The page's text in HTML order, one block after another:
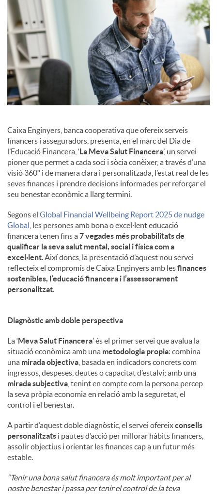
Caixa Enginyers, banca cooperativa que ofereix serveis
financers i asseguradors, presenta, en el marc del Dia de
l’Educació Financera, ‘La Meva Salut Financera’, un servei
pioner que permet a cada soci i sòcia conèixer, a través d’una
visió 360º i de manera clara i personalitzada, l’estat real de les
seves finances i prendre decisions informades per reforçar el
seu benestar econòmic a llarg termini.
Segons el Global Financial Wellbeing Report 2025 de nudge
Global , les persones amb bona o excel·lent educació
financera tenen fins a7 vegades més probabilitats de
qualificar la seva salut mental, social i física com a
excel·lent. Així doncs, la presentació d’aquest nou servei
reflecteix el compromís de Caixa Enginyers amb lesfinances
sostenibles, l’educació financera i l’assessorament
personalitzat.
Diagnòstic amb doble perspectiva
La ‘Meva Salut Financera’ és el primer servei que avalua la
situació econòmica amb una metodologia propia: combina
una mirada objectiva , basada en indicadors concrets com
ingressos, despeses, deutes o capacitat d’estalvi; amb una
mirada subjectiva , tenint en compte com la persona percep
la seva pròpia economia en relació amb la seguretat, el
control i el benestar.
A partir d’aquest doble diagnòstic, el servei ofereixconsells
personalitzats i pautes d’acció per millorar hàbits financers,
assolir objectius i orientar les finances cap a un futur més
estable.
“Tenir una bona salut financera és molt important per al
nostre benestar i passa per tenir el control de la teva